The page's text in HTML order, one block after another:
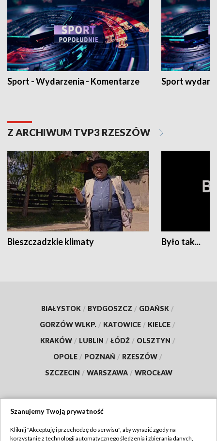
Sport - Wydarzenia - Komentarze Sport
Z ARCHIWUM TVP3 RZESZÓW
Bieszczadzkie klimaty Było tak...
BIAŁYSTOK / BYDGOSZCZ / GDAŃSK /
GORZÓW WLKP. / KATOWICE / KIELCE /
KRAKÓW / LUBLIN / ŁÓDŹ / OLSZTYN /
OPOLE / POZNAŃ / RZESZÓW /
SZCZECIN / WARSZAWA / WROCŁAW
Szanujemy Twoją prywatność
Kliknij "Akceptuję i przechodzę do serwisu", aby wyrazić zgody na
korzystanie z technologii automatycznego śledzenia i zbierania danych,